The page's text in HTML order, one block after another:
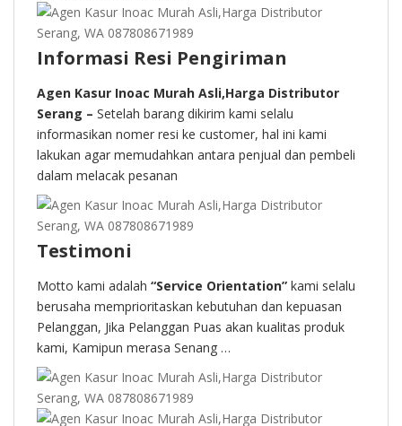
Informasi Resi Pengiriman
Agen Kasur Inoac Murah Asli,Harga Distributor
Serang – Setelah barang dikirim kami selalu
informasikan nomer resi ke customer, hal ini kami
lakukan agar memudahkan antara penjual dan pembeli
dalam melacak pesanan
Testimoni
Motto kami adalah “Service Orientation” kami selalu
berusaha memprioritaskan kebutuhan dan kepuasan
Pelanggan, Jika Pelanggan Puas akan kualitas produk
kami, Kamipun merasa Senang …